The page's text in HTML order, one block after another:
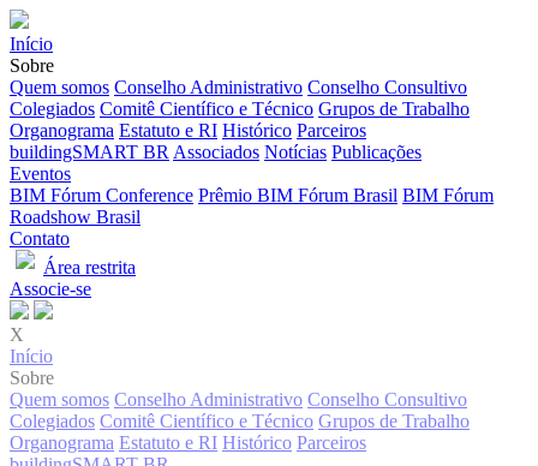
Início
Sobre
Quem somos Conselho Administrativo Conselho Consultivo
Colegiados Comitê Científico e Técnico Grupos de Trabalho
Organograma Estatuto e RI Histórico Parceiros
buildingSMART BR Associados Notícias Publicações
Eventos
BIM Fórum Conference Prêmio BIM Fórum Brasil BIM Fórum
Roadshow Brasil
Contato
Área restrita
Associe-se
X
Início
Sobre
Quem somos Conselho Administrativo Conselho Consultivo
Colegiados Comitê Científico e Técnico Grupos de Trabalho
Organograma Estatuto e RI Histórico Parceiros